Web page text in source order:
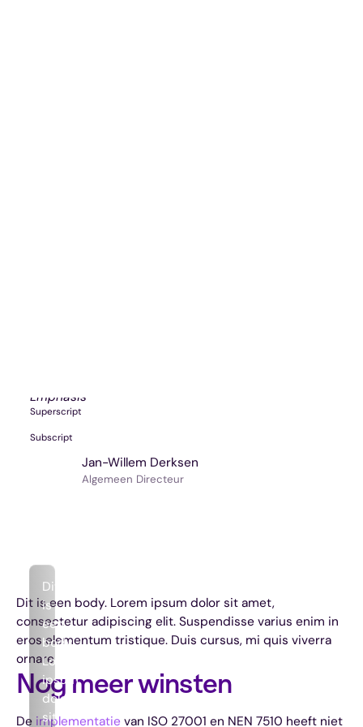
Emphasis
Superscript
Subscript
Jan-Willem Derksen
Algemeen Directeur
Dit is een body. Lorem ipsum dolor sit amet,
consectetur adipiscing elit. Suspendisse varius enim in
eros elementum tristique. Duis cursus, mi quis viverra
ornare
Nog meer winsten
De implementatie van ISO 27001 en NEN 7510 heeft niet
Dit
is
een
body.
Lorem
ipsum
dolor
sit